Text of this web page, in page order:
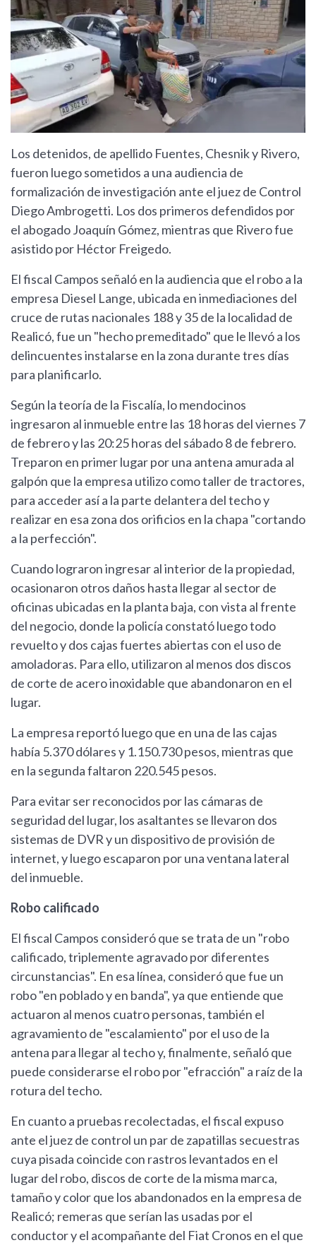
Los detenidos, de apellido Fuentes, Chesnik y Rivero,
fueron luego sometidos a una audiencia de
formalización de investigación ante el juez de Control
Diego Ambrogetti. Los dos primeros defendidos por
el abogado Joaquín Gómez, mientras que Rivero fue
asistido por Héctor Freigedo.
El fiscal Campos señaló en la audiencia que el robo a la
empresa Diesel Lange, ubicada en inmediaciones del
cruce de rutas nacionales 188 y 35 de la localidad de
Realicó, fue un "hecho premeditado" que le llevó a los
delincuentes instalarse en la zona durante tres días
para planificarlo.
Según la teoría de la Fiscalía, lo mendocinos
ingresaron al inmueble entre las 18 horas del viernes 7
de febrero y las 20:25 horas del sábado 8 de febrero.
Treparon en primer lugar por una antena amurada al
galpón que la empresa utilizo como taller de tractores,
para acceder así a la parte delantera del techo y
realizar en esa zona dos orificios en la chapa "cortando
a la perfección".
Cuando lograron ingresar al interior de la propiedad,
ocasionaron otros daños hasta llegar al sector de
oficinas ubicadas en la planta baja, con vista al frente
del negocio, donde la policía constató luego todo
revuelto y dos cajas fuertes abiertas con el uso de
amoladoras. Para ello, utilizaron al menos dos discos
de corte de acero inoxidable que abandonaron en el
lugar.
La empresa reportó luego que en una de las cajas
había 5.370 dólares y 1.150.730 pesos, mientras que
en la segunda faltaron 220.545 pesos.
Para evitar ser reconocidos por las cámaras de
seguridad del lugar, los asaltantes se llevaron dos
sistemas de DVR y un dispositivo de provisión de
internet, y luego escaparon por una ventana lateral
del inmueble.
Robo calificado
El fiscal Campos consideró que se trata de un "robo
calificado, triplemente agravado por diferentes
circunstancias". En esa línea, consideró que fue un
robo "en poblado y en banda", ya que entiende que
actuaron al menos cuatro personas, también el
agravamiento de "escalamiento" por el uso de la
antena para llegar al techo y, finalmente, señaló que
puede considerarse el robo por "efracción" a raíz de la
rotura del techo.
En cuanto a pruebas recolectadas, el fiscal expuso
ante el juez de control un par de zapatillas secuestras
cuya pisada coincide con rastros levantados en el
lugar del robo, discos de corte de la misma marca,
tamaño y color que los abandonados en la empresa de
Realicó; remeras que serían las usadas por el
conductor y el acompañante del Fiat Cronos en el que